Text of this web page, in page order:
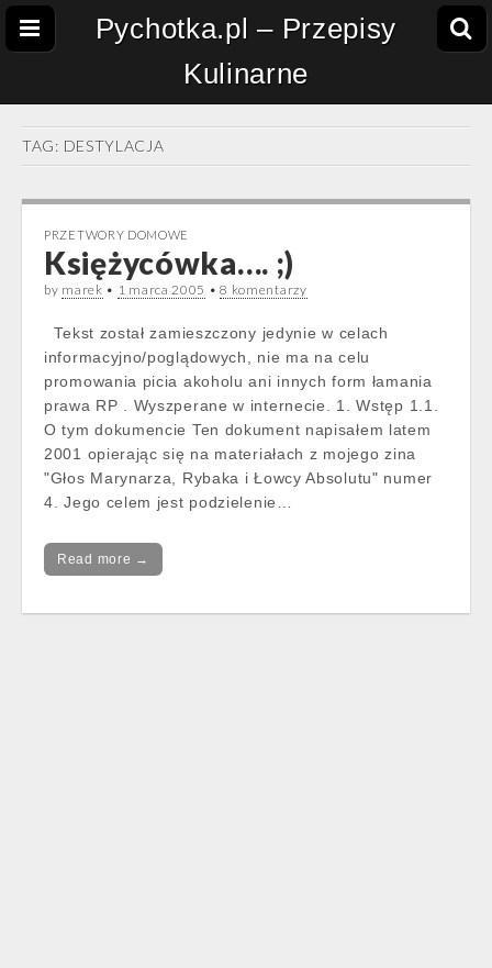
Pychotka.pl – Przepisy
Kulinarne
TAG: DESTYLACJA
PRZETWORY DOMOWE
Księżycówka…. ;)
by marek • 1 marca 2005 •8 komentarzy
Tekst został zamieszczony jedynie w celach
informacyjno/poglądowych, nie ma na celu
promowania picia akoholu ani innych form łamania
prawa RP . Wyszperane w internecie. 1. Wstęp 1.1.
O tym dokumencie Ten dokument napisałem latem
2001 opierając się na materiałach z mojego zina
"Głos Marynarza, Rybaka i Łowcy Absolutu" numer
4. Jego celem jest podzielenie…
Read more →